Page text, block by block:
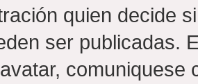
quien decide
ser publicadas.
comuniquese